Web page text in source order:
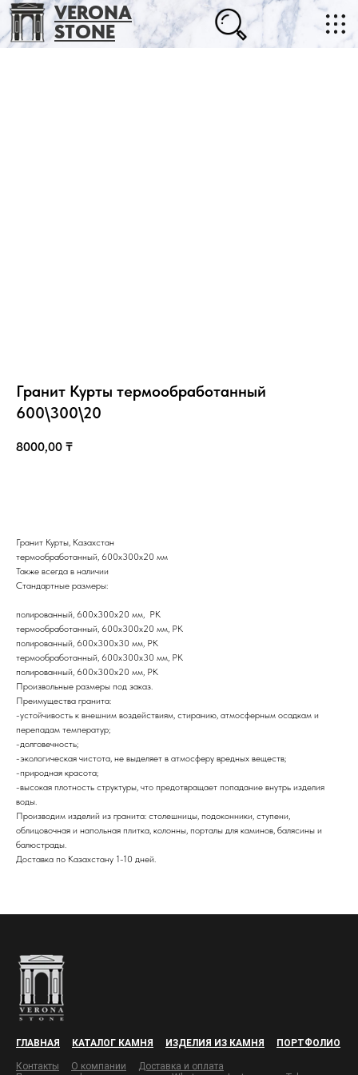
VERONA
STONE
Казахстан, Алматы, ул Султана Бейбарыса, 32
Гранит Курты термообработанный
600\300\20
8000,00 ₸
Гранит Курты, Казахстан
термообработанный, 600х300х20 мм
Также всегда в наличии
Стандартные размеры:
полированный, 600х300х20 мм, РК
термообработанный, 600х300х20 мм, РК
полированный, 600х300х30 мм, РК
термообработанный, 600х300х30 мм, РК
полированный, 600х300х20 мм, РК
Произвольные размеры под заказ.
Преимущества гранита:
-устойчивость к внешним воздействиям, стиранию, атмосферным осадкам и
перепадам температур;
-долговечность;
-экологическая чистота, не выделяет в атмосферу вредных веществ;
-природная красота;
-высокая плотность структуры, что предотвращает попадание внутрь изделия
воды.
Производим изделий из гранита: столешницы, подоконники, ступени,
облицовочная и напольная плитка, колонны, порталы для каминов, балясины и
балюстрады.
Доставка по Казахстану 1-10 дней.
ГЛАВНАЯ КАТАЛОГ КАМНЯ ИЗДЕЛИЯ ИЗ КАМНЯ ПОРТФОЛИО
Контакты О компании
Доставка и оплата